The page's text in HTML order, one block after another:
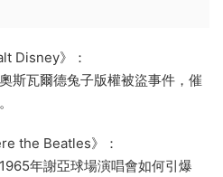
Disney》：
斯瓦爾德兔子版權被盜事件，催
the Beatles》：
年謝亞球場演唱會如何引爆